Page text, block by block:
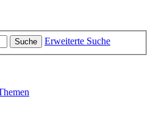
Suche Erweiterte Suche